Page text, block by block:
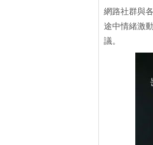
網路社群與
途中情緒激
議。